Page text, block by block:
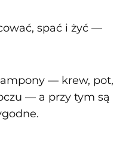
spać i żyć —
— krew, pot,
— a przy tym są